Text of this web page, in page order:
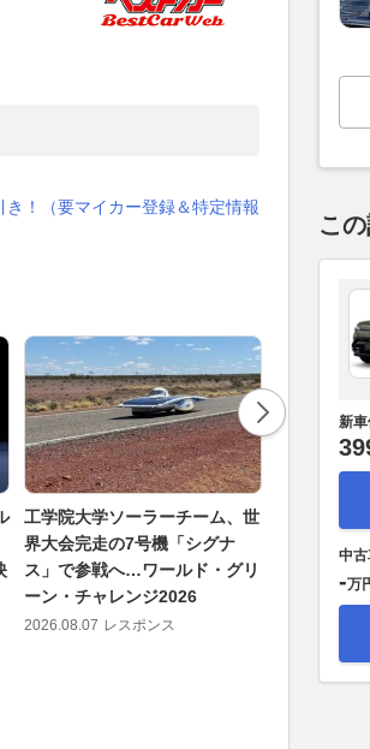
き！（要マイカー登録＆特定情報
工学院大学ソーラーチーム、世
界大会完走の7号機「シグナ
ス」で参戦へ…ワールド・グリ
ーン・チャレンジ2026
2026.08.07 レスポンス
「もう帰り
も... 暑い日
暑を忘れる
こ
新
中
-万